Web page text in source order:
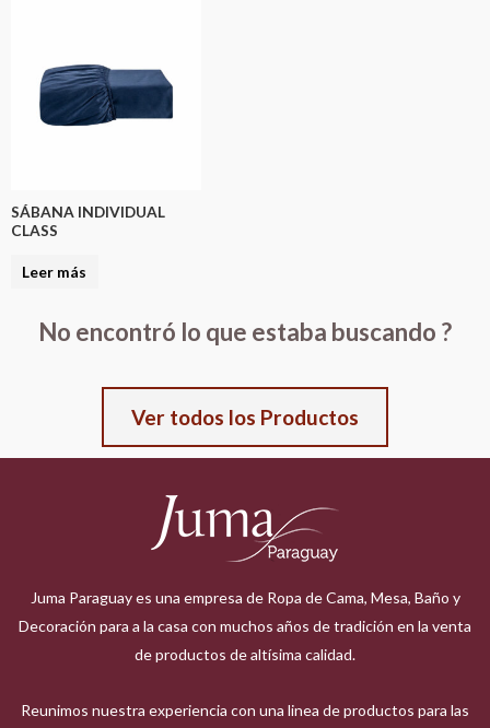
SÁBANA INDIVIDUAL
CLASS
Leer más
No encontró lo que estaba buscando ?
Ver todos los Productos
Juma Paraguay es una empresa de Ropa de Cama, Mesa, Baño y
Decoración para a la casa con muchos años de tradición en la venta
de productos de altísima calidad.
Reunimos nuestra experiencia con una linea de productos para las